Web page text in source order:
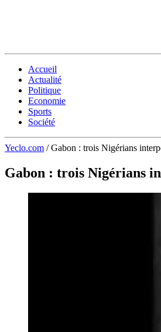
Accueil
Actualité
Politique
Economie
Sports
Société
Yeclo.com / Gabon : trois Nigérians
Gabon : trois Nigérians